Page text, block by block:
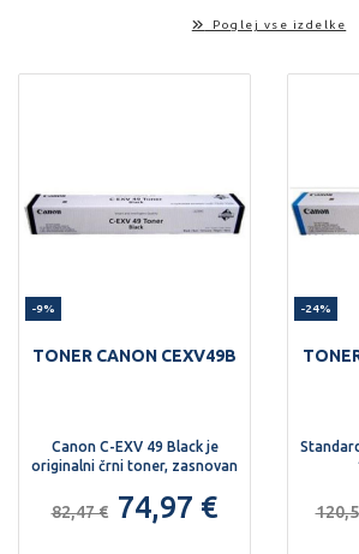
Poglej vse izdelke
-9%
TONER CANON CEXV49B
Canon C-EXV 49 Black je
originalni črni toner, zasnovan
tiskanje v napravah Canon
imageRUNNER ADVANCE.
82,47 € 74,97 €
-24%